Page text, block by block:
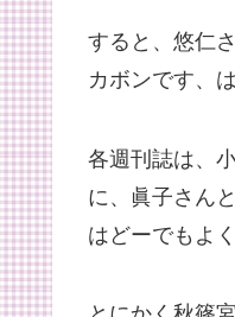
すると、悠仁
カボンです、は
各週刊誌は、
に、眞子さん
はどーでもよ